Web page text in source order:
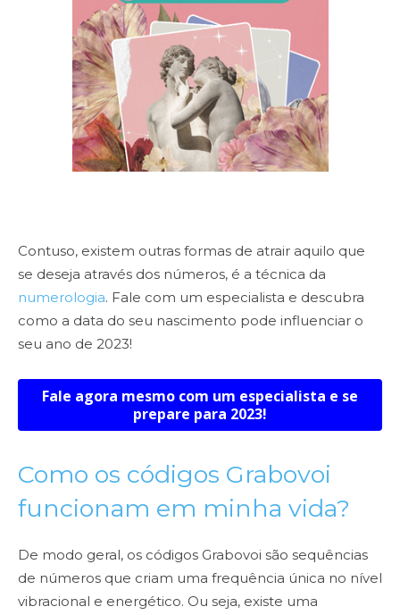
Contuso, existem outras formas de atrair aquilo que
se deseja através dos números, é a técnica da
numerologia. Fale com um especialista e descubra
como a data do seu nascimento pode influenciar o
seu ano de 2023!
Fale agora mesmo com um especialista e se
prepare para 2023!
Como os códigos Grabovoi
funcionam em minha vida?
De modo geral, os códigos Grabovoi são sequências
de números que criam uma frequência única no nível
vibracional e energético. Ou seja, existe uma